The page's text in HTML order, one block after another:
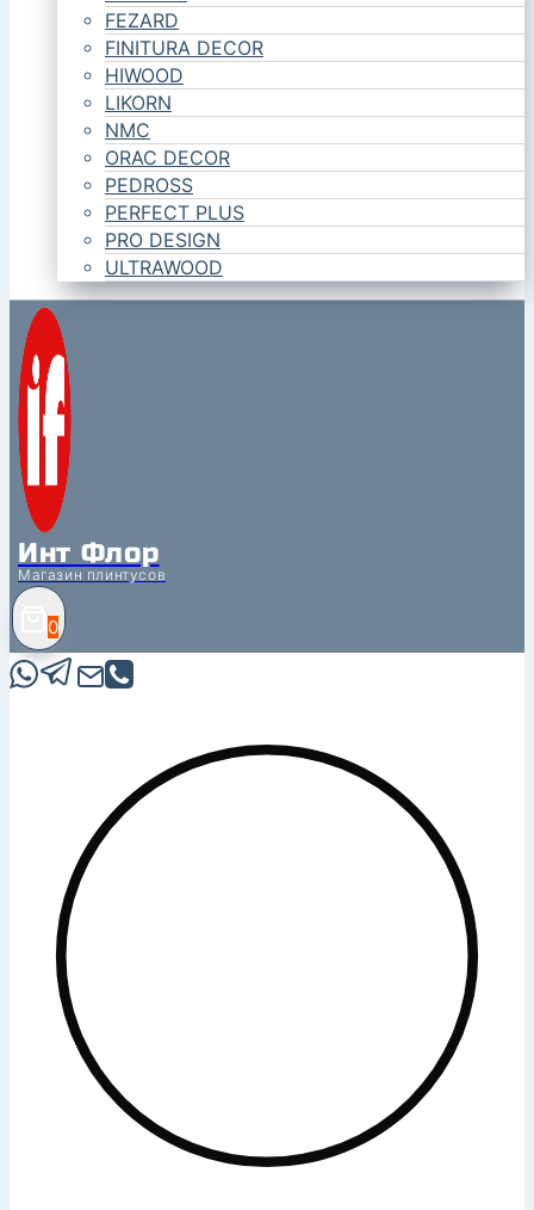
FEZARD
FINITURA DECOR
HIWOOD
LIKORN
NMC
ORAC DECOR
PEDROSS
PERFECT PLUS
PRO DESIGN
ULTRAWOOD
Инт Флор
Магазин плинтусов
0